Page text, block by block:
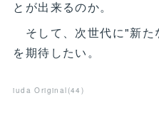
とが出来るのか。
そして、次世代に"新た
を期待したい。
iuda Original (44 )